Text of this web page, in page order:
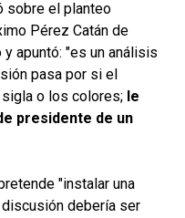
sobre el planteo
Pérez Catán de
apuntó: "es un análisis
pasa por si el
o los colores; le
presidente de un
"instalar una
debería ser